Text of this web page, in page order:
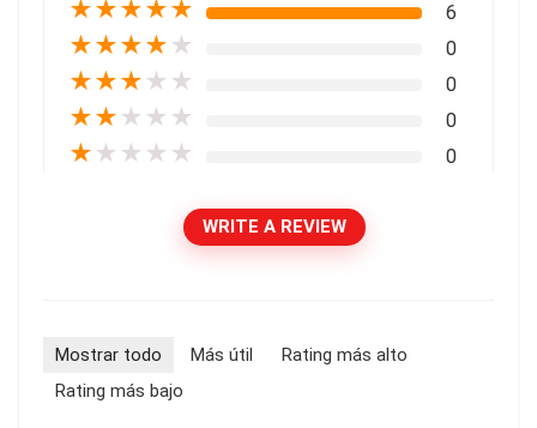
★★★★★ 6
★★★★ ★ 0
★★★ ★ ★ 0
★★ ★ ★ ★ 0
★ ★ ★ ★ ★ 0
WRITE A REVIEW
Mostrar todo Más útil
Rating más alto
Rating más bajo